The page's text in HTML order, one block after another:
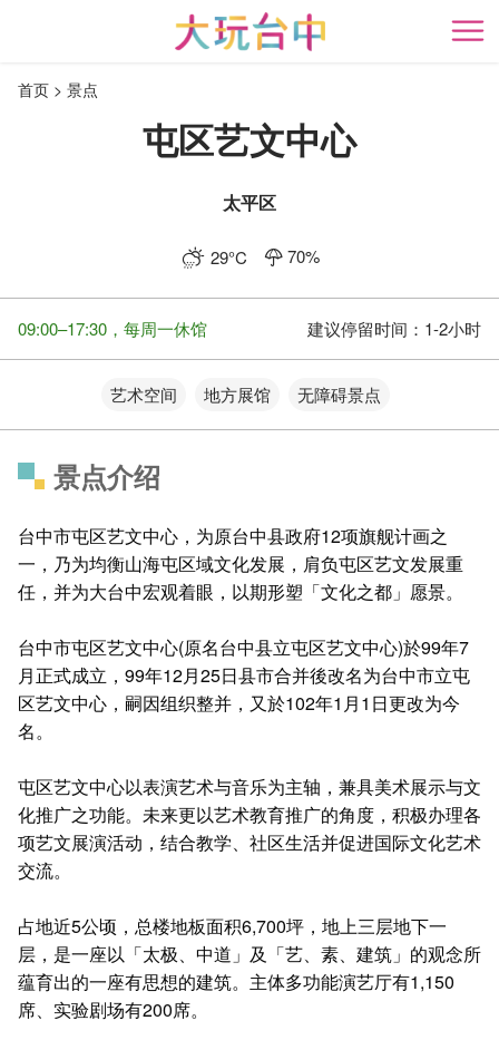
开
首页 景点
屯区艺文中心
太平区
29°C 70%
09:00–17:30，每周一休馆 建议停留时间： 1-2小时
艺术空间 地方展馆 无障碍景点
景点介绍
台中市屯区艺文中心，为原台中县政府12项旗舰计画之
一，乃为均衡山海屯区域文化发展，肩负屯区艺文发展重
任，并为大台中宏观着眼，以期形塑「文化之都」愿景。
台中市屯区艺文中心(原名台中县立屯区艺文中心)於99年7
月正式成立，99年12月25日县市合并後改名为台中市立屯
区艺文中心，嗣因组织整并，又於102年1月1日更改为今
名。
屯区艺文中心以表演艺术与音乐为主轴，兼具美术展示与文
化推广之功能。未来更以艺术教育推广的角度，积极办理各
项艺文展演活动，结合教学、社区生活并促进国际文化艺术
交流。
占地近5公顷，总楼地板面积6,700坪，地上三层地下一
层，是一座以「太极、中道」及「艺、素、建筑」的观念所
蕴育出的一座有思想的建筑。主体多功能演艺厅有1,150
席、实验剧场有200席。